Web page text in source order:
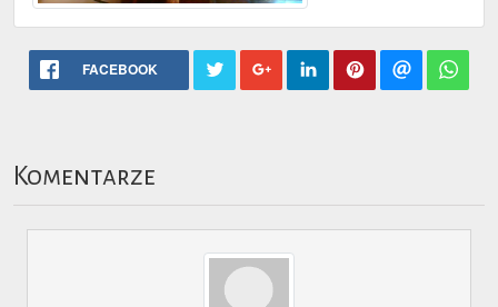
FACEBOOK
Komentarze